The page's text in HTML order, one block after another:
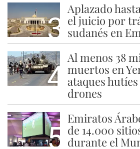
3
Aplazado
el juicio por
sudanés en
4
Al menos 38
muertos en
ataques
drones
5
Emiratos
de 14.000
durante el